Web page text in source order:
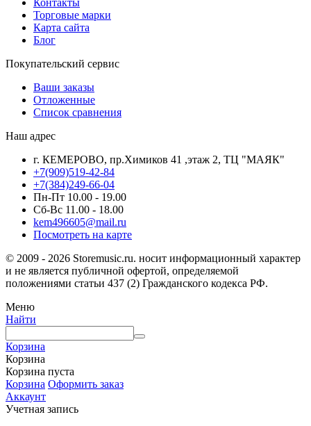
Контакты
Торговые марки
Карта сайта
Блог
Покупательский сервис
Ваши заказы
Отложенные
Список сравнения
Наш адрес
г. КЕМЕРОВО, пр.Химиков 41 ,этаж 2, ТЦ "МАЯК"
+7(909)519-42-84
+7(384)249-66-04
Пн-Пт 10.00 - 19.00
Сб-Вс 11.00 - 18.00
kem496605@mail.ru
Посмотреть на карте
© 2009 - 2026 Storemusic.ru. носит информационный характер
и не является публичной офертой, определяемой
положениями статьи 437 (2) Гражданского кодекса РФ.
Меню
Найти
Корзина
Корзина
Корзина пуста
Корзина Оформить заказ
Аккаунт
Учетная запись